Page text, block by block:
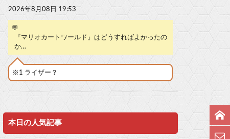
2026年8月08日 19:53
💬
『マリオカートワールド』はどうすればよかったの
か…
※1 ライザー？
本日の人気記事